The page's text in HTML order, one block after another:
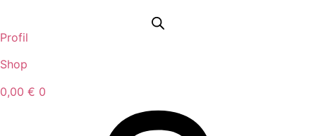
sadržaj
Profil
Shop
0,00 € 0